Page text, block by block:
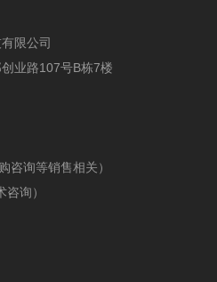
限公司
业路107号B栋7楼
咨询等销售相关）
询）